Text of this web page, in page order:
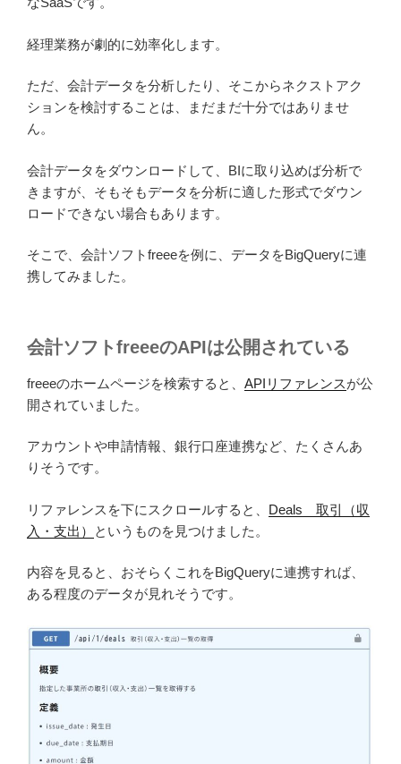
経理業務が劇的に効率化します。
ただ、会計データを分析したり、そこからネクストアク
ションを検討することは、まだまだ十分ではありませ
ん。
会計データをダウンロードして、BIに取り込めば分析で
きますが、そもそもデータを分析に適した形式でダウン
ロードできない場合もあります。
そこで、会計ソフトfreeeを例に、データをBigQueryに連
携してみました。
会計ソフトfreeeのAPIは公開されている
freeeのホームページを検索すると、 APIリファレンスが公
開されていました。
アカウントや申請情報、銀行口座連携など、たくさんあ
りそうです。
リファレンスを下にスクロールすると、 Deals 取引（収
入・支出）
というものを見つけました。
内容を見ると、おそらくこれをBigQueryに連携すれば、
ある程度のデータが見れそうです。